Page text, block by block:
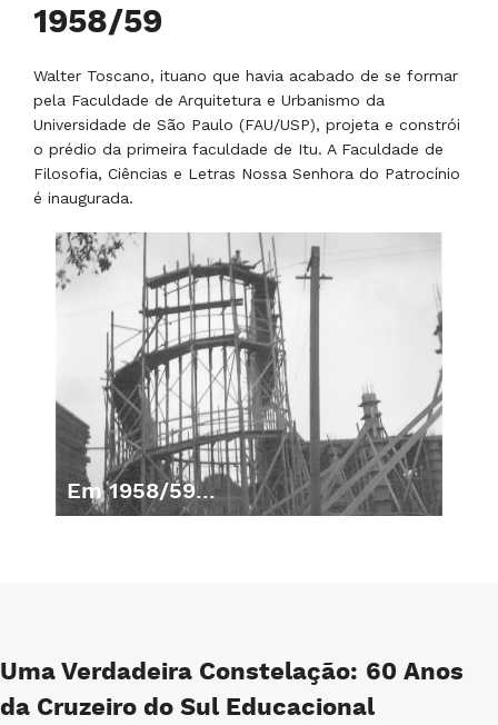
1971
O movimento de expansão começa a produzir efeitos. O
prof. Rubens Anganuzzi adquire a faculdade,
transformada em Sociedade de Educação Nossa
Senhora do Patrocínio. Novos cursos são autorizados a
partir daí, trazendo influxos de progresso e
modernidade para a região.
Em
Uma Verdadeira Constelação: 60 Anos
da Cruzeiro do Sul Educacional